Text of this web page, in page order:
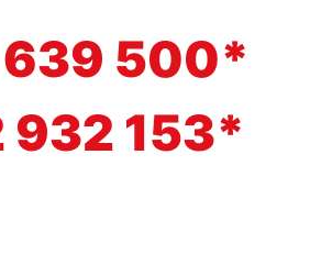
639 500*
932 153*